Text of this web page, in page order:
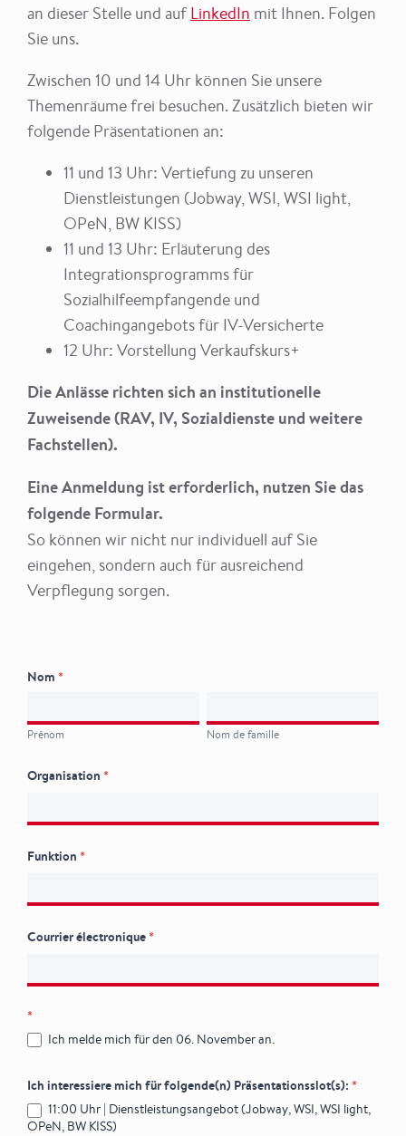
an dieser Stelle und aufLinkedIn mit Ihnen. Folgen
Sie uns.
Zwischen 10 und 14 Uhr können Sie unsere
Themenräume frei besuchen. Zusätzlich bieten wir
folgende Präsentationen an:
11 und 13 Uhr: Vertiefung zu unseren
Dienstleistungen (Jobway, WSI, WSI light,
OPeN, BW KISS)
11 und 13 Uhr: Erläuterung des
Integrationsprogramms für
Sozialhilfeempfangende und
Coachingangebots für IV-Versicherte
12 Uhr: Vorstellung Verkaufskurs+
Die Anlässe richten sich an institutionelle
Zuweisende (RAV, IV, Sozialdienste und weitere
Fachstellen).
Eine Anmeldung ist erforderlich, nutzen Sie das
folgende Formular.
So können wir nicht nur individuell auf Sie
eingehen, sondern auch für ausreichend
Verpflegung sorgen.
Anmeldung
offenen Tür
Nom *
Prénom
de
Nom de famille
Organisation *
Funktion *
Courrier électronique *
*
Ich melde mich für den 06. November an.
Ich interessiere mich für folgende(n) Präsentationsslot(s): *
11:00 Uhr | Dienstleistungsangebot (Jobway, WSI, WSI light,
OPeN, BW KISS)